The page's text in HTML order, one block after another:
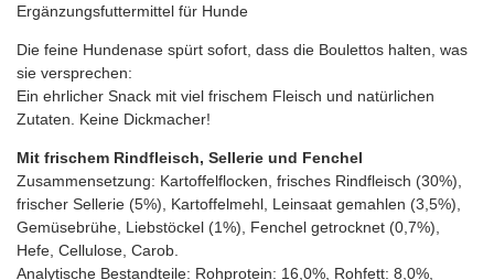
Ergänzungsfuttermittel für Hunde
Die feine Hundenase spürt sofort, dass die Boulettos halten, was
sie versprechen:
Ein ehrlicher Snack mit viel frischem Fleisch und natürlichen
Zutaten. Keine Dickmacher!
Mit frischem Rindfleisch, Sellerie und Fenchel
Zusammensetzung: Kartoffelflocken, frisches Rindfleisch (30%),
frischer Sellerie (5%), Kartoffelmehl, Leinsaat gemahlen (3,5%),
Gemüsebrühe, Liebstöckel (1%), Fenchel getrocknet (0,7%),
Hefe, Cellulose, Carob.
Analytische Bestandteile: Rohprotein: 16,0%, Rohfett: 8,0%,